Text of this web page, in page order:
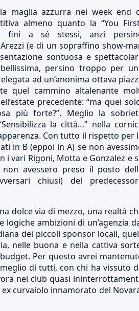
maglia azzurra nei week end
almeno quanto la “You
fini a sé stessi, anzi
(e di un sopraffino show-
sontuosa e
persino troppo per
ad un’anonima ottava
quel cammino altalenante
precedente: “ma quei
più forte?”. Meglio la
la città…” nella
Con tutto il rispetto per
in B (eppoi in A) se non
vari Rigoni, Motta e Gonzalez e
avessero preso il posto
chiusi) del
dolce via di mezzo, una realtà
logiche ambizioni di un’agenzia
dei piccoli sponsor locali,
nelle buona e nella cattiva
Per questo avrei
di tutti, con chi ha vissuto
nel club quasi
curvaiolo innamorato del